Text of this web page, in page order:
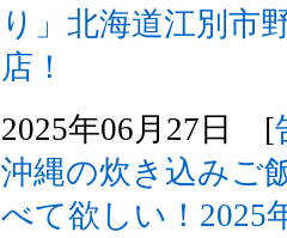
り」北海道江別市
店！
2025年06月27日 [
沖縄の炊き込みご
べて欲しい！2025